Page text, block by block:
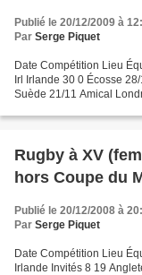
Publié le 20/12/2009 à
Par Serge Piquet
Date Compétition Lieu
Irl Irlande 30 0 Écosse
Suède 21/11 Amical
Rugby à XV
hors Coupe du
Publié le 20/12/2008 à
Par Serge Piquet
Date Compétition Lieu
Irlande Invités 8 19